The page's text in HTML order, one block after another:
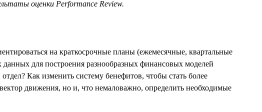
оценки Performance Review.
на краткосрочные планы (ежемесячные, квартальные
для построения разнообразных финансовых моделей
Как изменить систему бенефитов, чтобы стать более
движения, но и, что немаловажно, определить необходимые